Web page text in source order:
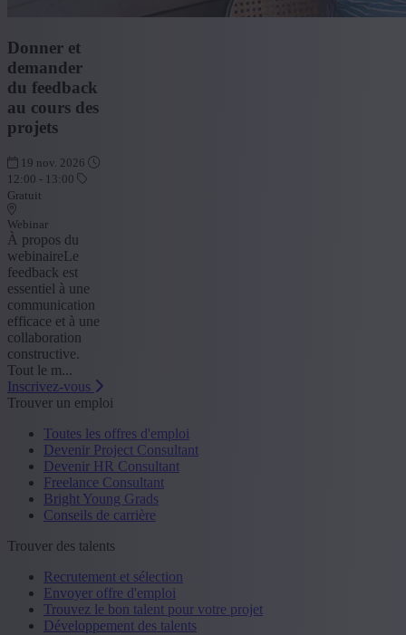
Donner et
demander
du feedback
au cours des
projets
19 nov. 2026
12:00 - 13:00
Gratuit
Webinar
À propos du
webinaireLe
feedback est
essentiel à une
communication
efficace et à une
collaboration
constructive.
Tout le m...
Inscrivez-vous
Trouver un emploi
Toutes les offres d'emploi
Devenir Project Consultant
Devenir HR Consultant
Freelance Consultant
Bright Young Grads
Conseils de carrière
Trouver des talents
Recrutement et sélection
Envoyer offre d'emploi
Trouvez le bon talent pour votre projet
Développement des talents